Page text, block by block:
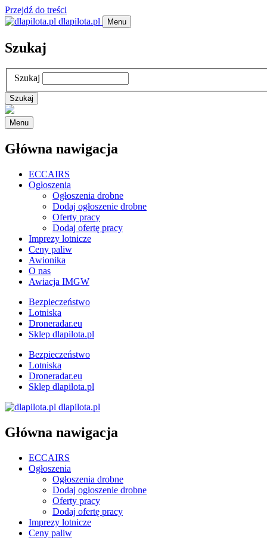
Przejdź do treści
dlapilota.pl
Menu
Szukaj
Szukaj
Menu
Główna nawigacja
ECCAIRS
Ogłoszenia
Ogłoszenia drobne
Dodaj ogłoszenie drobne
Oferty pracy
Dodaj ofertę pracy
Imprezy lotnicze
Ceny paliw
Awionika
O nas
Awiacja IMGW
Bezpieczeństwo
Lotniska
Droneradar.eu
Sklep dlapilota.pl
Bezpieczeństwo
Lotniska
Droneradar.eu
Sklep dlapilota.pl
dlapilota.pl
Główna nawigacja
ECCAIRS
Ogłoszenia
Ogłoszenia drobne
Dodaj ogłoszenie drobne
Oferty pracy
Dodaj ofertę pracy
Imprezy lotnicze
Ceny paliw